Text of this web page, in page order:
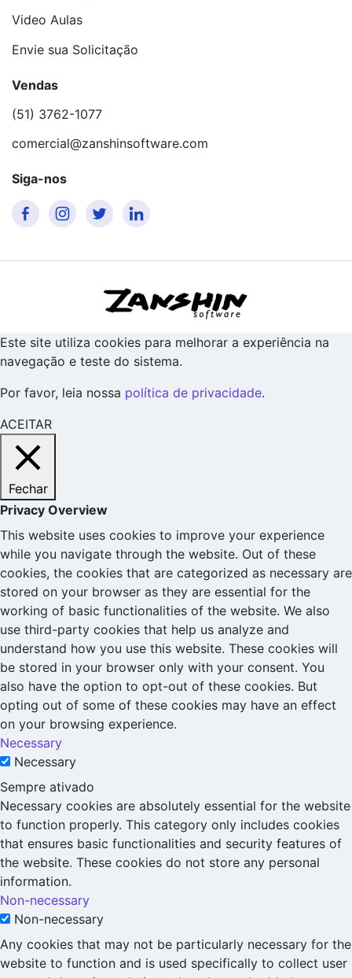
Video Aulas
Envie sua Solicitação
Vendas
(51) 3762-1077
comercial@zanshinsoftware.com
Siga-nos
Este site utiliza cookies para melhorar a experiência na
navegação e teste do sistema.
Por favor, leia nossa política de privacidade.
ACEITAR
Fechar
Privacy Overview
This website uses cookies to improve your experience
while you navigate through the website. Out of these
cookies, the cookies that are categorized as necessary are
stored on your browser as they are essential for the
working of basic functionalities of the website. We also
use third-party cookies that help us analyze and
understand how you use this website. These cookies will
be stored in your browser only with your consent. You
also have the option to opt-out of these cookies. But
opting out of some of these cookies may have an effect
on your browsing experience.
Necessary
Necessary
Sempre ativado
Necessary cookies are absolutely essential for the website
to function properly. This category only includes cookies
that ensures basic functionalities and security features of
the website. These cookies do not store any personal
information.
Non-necessary
Non-necessary
Any cookies that may not be particularly necessary for the
website to function and is used specifically to collect user